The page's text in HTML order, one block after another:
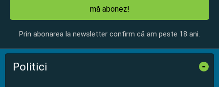
mă abonez!
Prin abonarea la newsletter confirm că am peste 18 ani.
Politici -